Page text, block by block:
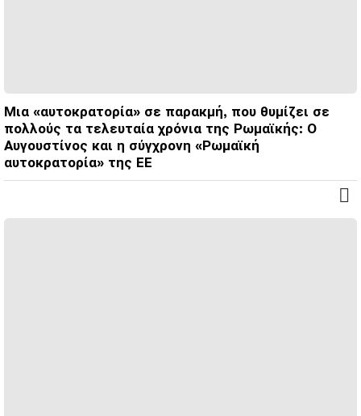
Μια «αυτοκρατορία» σε παρακμή, που θυμίζει σε
πολλούς τα τελευταία χρόνια της Ρωμαϊκής: Ο
Αυγουστίνος και η σύγχρονη «Ρωμαϊκή
αυτοκρατορία» της ΕΕ